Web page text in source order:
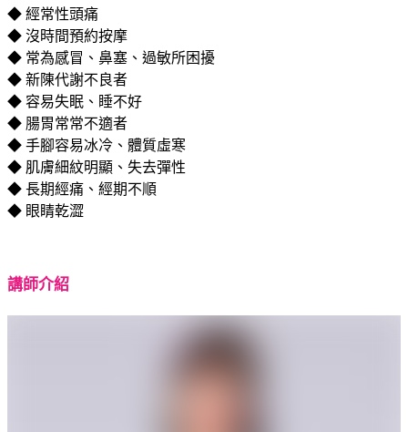
◆ 經常性頭痛
◆ 沒時間預約按摩
◆ 常為感冒、鼻塞、過敏所困擾
◆ 新陳代謝不良者
◆ 容易失眠、睡不好
◆ 腸胃常常不適者
◆ 手腳容易冰冷、體質虛寒
◆ 肌膚細紋明顯、失去彈性
◆ 長期經痛、經期不順
◆ 眼睛乾澀
講師介紹